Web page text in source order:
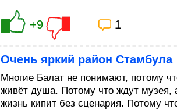
+9 1
Очень яркий район Стамбула
Многие Балат не понимают, потому
живёт душа. Потому что ждут музея,
жизнь кипит без сценария. Потому